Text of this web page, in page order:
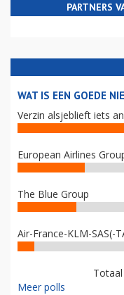
PARTNERS
WAT IS EEN GOEDE
Verzin alsjeblieft iets
European Airlines
The Blue Group
Air-France-KLM-SAS(-
Meer polls